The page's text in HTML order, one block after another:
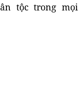
tộc trong mọi